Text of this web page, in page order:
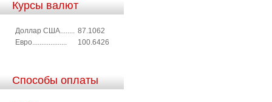
Курсы валют
Доллар США........ 87.1062
Евро...................
100.6426
Способы оплаты